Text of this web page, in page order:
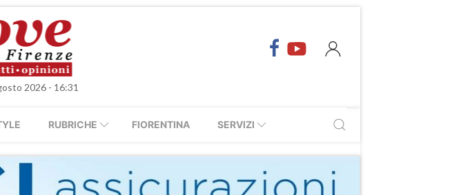
2026 - 16:31
RUBRICHE FIORENTINA SERVIZI